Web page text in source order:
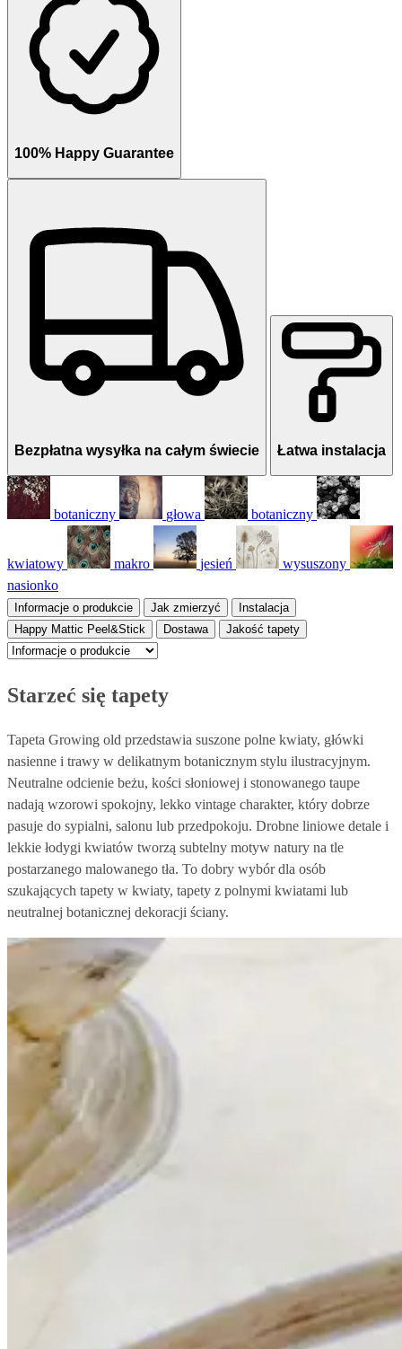
100% Happy Guarantee
Bezpłatna wysyłka na całym świecie Łatwa instalacja
botaniczny głowa botaniczny
kwiatowy makro jesień
wysuszony
nasionko
Informacje o produkcie Jak zmierzyć
Instalacja
Happy Mattic Peel&Stick
Dostawa Jakość tapety
Starzeć się tapety
Tapeta Growing old przedstawia suszone polne kwiaty, główki
nasienne i trawy w delikatnym botanicznym stylu ilustracyjnym.
Neutralne odcienie beżu, kości słoniowej i stonowanego taupe
nadają wzorowi spokojny, lekko vintage charakter, który dobrze
pasuje do sypialni, salonu lub przedpokoju. Drobne liniowe detale i
lekkie łodygi kwiatów tworzą subtelny motyw natury na tle
postarzanego malowanego tła. To dobry wybór dla osób
szukających tapety w kwiaty, tapety z polnymi kwiatami lub
neutralnej botanicznej dekoracji ściany.